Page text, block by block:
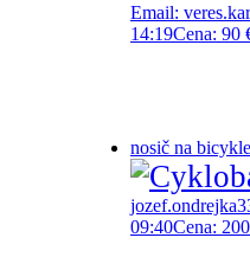
Email:
14:19Cena: 90
nosič na
09:40Cena: